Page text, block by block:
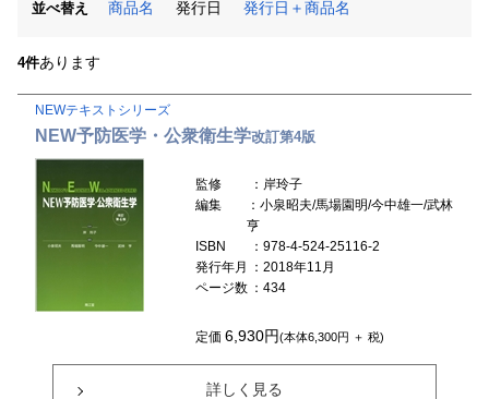
並べ替え 商品名 発行日 発行日＋商品名
4件あります
NEWテキストシリーズ
NEW予防医学・公衆衛生学改訂第4版
監修
：岸玲子
編集
：小泉昭夫/馬場園明/今中雄一/武林
亨
ISBN
：978-4-524-25116-2
発行年月
：2018年11月
ページ数 ：434
定価6,930円(本体6,300円 ＋ 税)
詳しく見る